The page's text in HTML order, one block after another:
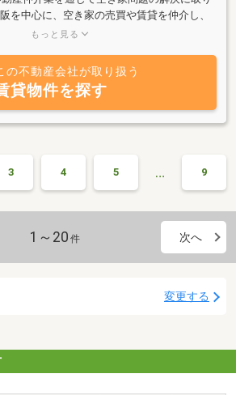
を中心に、空き家の売買や賃貸を仲介し、
いと思っています。自治体との連携を強化
とで、持続可能なまちづくりを支えていき
もっと見る
の不動産会社が取り扱う
貸物件を探す
3 4 5 … 9
1～20 件 次へ
変更する